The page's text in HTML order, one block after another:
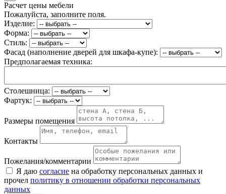
Расчет цены мебели
Пожалуйста, заполните поля.
Изделие:
Форма:
Стиль:
Фасад (наполнение дверей для шкафа-купе):
Предполагаемая техника:
Столешница:
Фартук:
Размеры помещения
Контакты
Пожелания/комментарии
Я даю согласие на обработку персональных данных и
прочел политику в отношении обработки персональных
данных